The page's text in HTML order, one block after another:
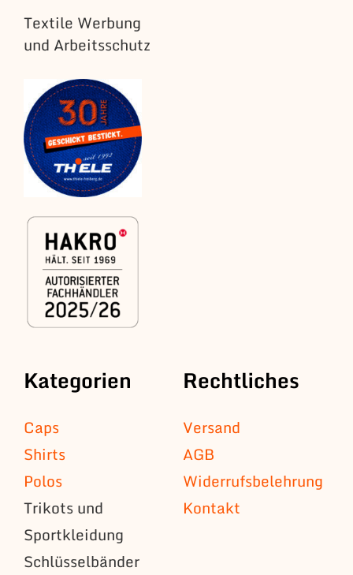
Textile Werbung
und Arbeitsschutz
Kategorien
Caps
Shirts
Polos
Trikots und
Sportkleidung
Schlüsselbänder
Rechtliches
Versand
AGB
Widerrufsbelehrung
Kontakt